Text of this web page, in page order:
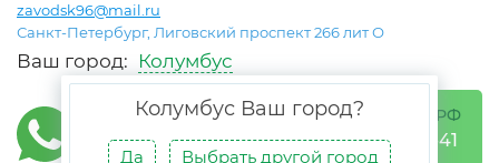
zavodsk96@mail.ru
Санкт-Петербург, Лиговский проспект 266 лит О
Ваш город: Колумбус
Колумбус Ваш город?
Да Выбрать другой город
БЕСПЛАТНО ПО РФ
8 (800) 302-05-41